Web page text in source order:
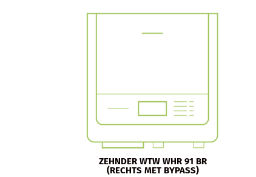
ZEHNDER WTW WHR 91 BR
(RECHTS MET BYPASS)